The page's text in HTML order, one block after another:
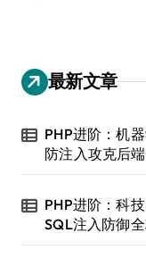
最新文章
PHP进阶：机
防注入攻克后
PHP进阶：科
SQL注入防御